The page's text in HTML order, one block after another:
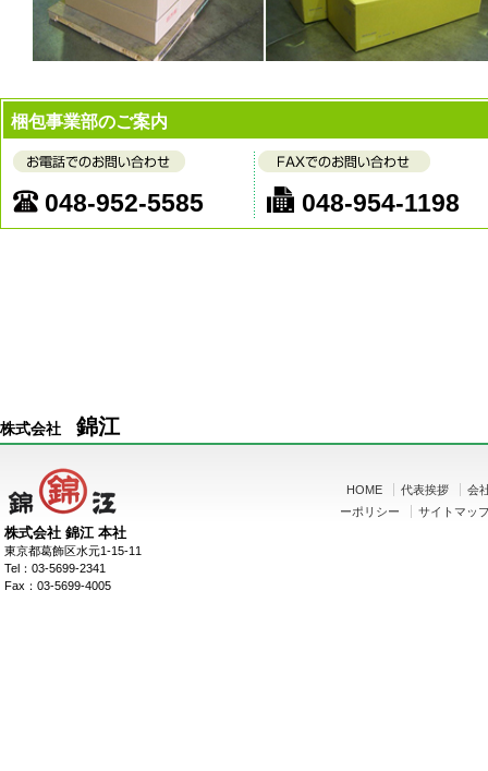
梱包事業部のご案内
048-952-5585 048-954-1198
株式会社 錦江
株式会社 錦江 本社
東京都葛飾区水元1-15-11
Tel：03-5699-2341
Fax：03-5699-4005
HOME 代表挨拶
会
ーポリシー
サイトマッ